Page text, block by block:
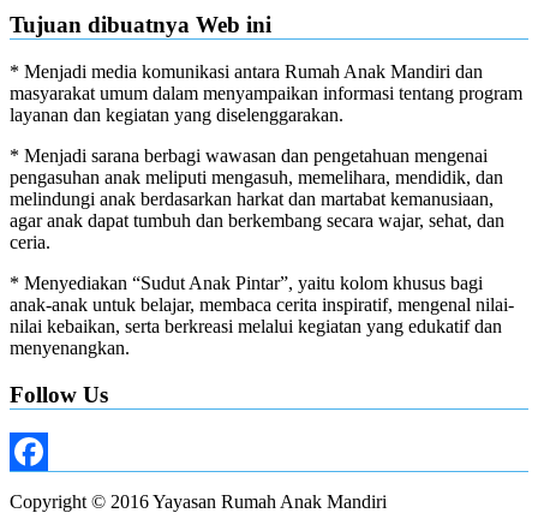
Tujuan dibuatnya Web ini
* Menjadi media komunikasi antara Rumah Anak Mandiri dan
masyarakat umum dalam menyampaikan informasi tentang program
layanan dan kegiatan yang diselenggarakan.
* Menjadi sarana berbagi wawasan dan pengetahuan mengenai
pengasuhan anak meliputi mengasuh, memelihara, mendidik, dan
melindungi anak berdasarkan harkat dan martabat kemanusiaan,
agar anak dapat tumbuh dan berkembang secara wajar, sehat, dan
ceria.
* Menyediakan “Sudut Anak Pintar”, yaitu kolom khusus bagi
anak-anak untuk belajar, membaca cerita inspiratif, mengenal nilai-
nilai kebaikan, serta berkreasi melalui kegiatan yang edukatif dan
menyenangkan.
Follow Us
Copyright © 2016 Yayasan Rumah Anak Mandiri